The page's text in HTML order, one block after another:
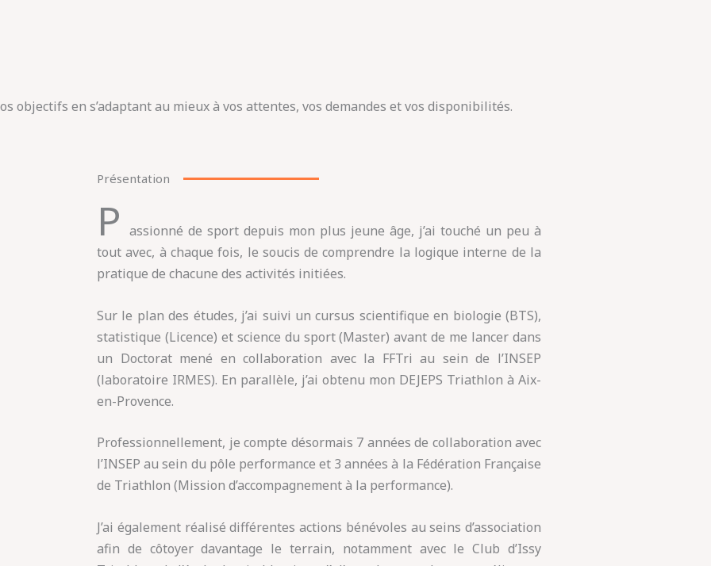
objectifs en s’adaptant au mieux à vos attentes, vos demandes et vos disponibilités.
Présentation
P assionné de sport depuis mon plus jeune âge, j’ai touché un peu à
tout avec, à chaque fois, le soucis de comprendre la logique interne de la
pratique de chacune des activités initiées.
Sur le plan des études, j’ai suivi un cursus scientifique en biologie (BTS),
statistique (Licence) et science du sport (Master) avant de me lancer dans
un Doctorat mené en collaboration avec la FFTri au sein de l’INSEP
(laboratoire IRMES). En parallèle, j’ai obtenu mon DEJEPS Triathlon à Aix-
en-Provence.
Professionnellement, je compte désormais 7 années de collaboration avec
l’INSEP au sein du pôle performance et 3 années à la Fédération Française
de Triathlon (Mission d’accompagnement à la performance).
J’ai également réalisé différentes actions bénévoles au seins d’association
afin de côtoyer davantage le terrain, notamment avec le Club d’Issy